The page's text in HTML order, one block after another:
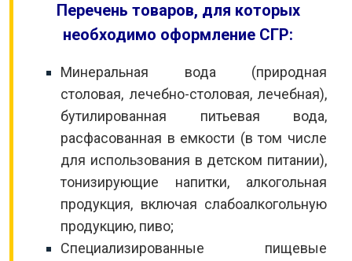
Перечень товаров, для которых
необходимо оформление СГР:
Минеральная вода (природная
столовая, лечебно-столовая, лечебная),
бутилированная питьевая вода,
расфасованная в емкости (в том числе
для использования в детском питании),
тонизирующие напитки, алкогольная
продукция, включая слабоалкогольную
продукцию, пиво;
Специализированные пищевые